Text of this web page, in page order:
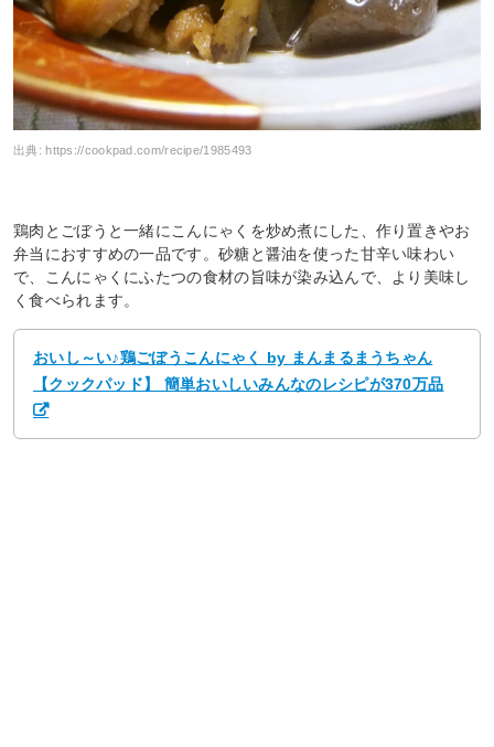
出典:https://cookpad.com/recipe/1985493
鶏肉とごぼうと一緒にこんにゃくを炒め煮にした、作り置きやお
弁当におすすめの一品です。砂糖と醤油を使った甘辛い味わい
で、こんにゃくにふたつの食材の旨味が染み込んで、より美味し
く食べられます。
おいし～い♪鶏ごぼうこんにゃく by まんまるまうちゃん
【クックパッド】 簡単おいしいみんなのレシピが370万品